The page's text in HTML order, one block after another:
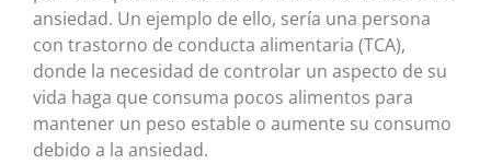
ansiedad. Un ejemplo de ello, sería una persona
con trastorno de conducta alimentaria (TCA),
donde la necesidad de controlar un aspecto de su
vida haga que consuma pocos alimentos para
mantener un peso estable o aumente su consumo
debido a la ansiedad.